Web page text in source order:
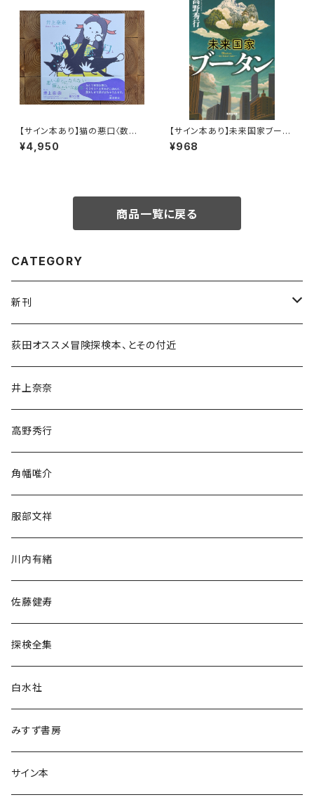
【サイン本あり】猫の悪口〈数量
限定・オリジナルトート付き〉
¥4,950
【サイン本あり】未来国家ブータ
ン
¥968
商品一覧に戻る
CATEGORY
新刊
和書
文学・小説・物語
随筆・ノンフィクション・その他
民族・風習
言語・ことば
荻田オススメ冒険探検本、とその付近
井上奈奈
高野秀行
角幡唯介
服部文祥
川内有緒
佐藤健寿
探検全集
白水社
みすず書房
サイン本